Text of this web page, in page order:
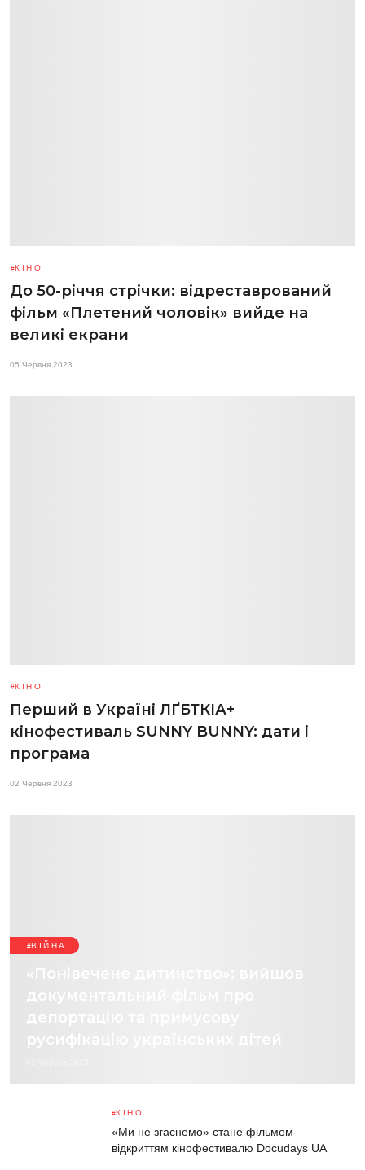
КІНО
До 50-річчя стрічки: відреставрований
фільм «Плетений чоловік» вийде на
великі екрани
05 Червня 2023
КІНО
Перший в Україні ЛҐБТКІА+
кінофестиваль SUNNY BUNNY: дати і
програма
02 Червня 2023
ВІЙНА
«Понівечене дитинство»: вийшов
документальний фільм про
депортацію та примусову
русифікацію українських дітей
КІНО
«Ми не згаснемо» стане фільмом-
відкриттям кінофестивалю Docudays UA